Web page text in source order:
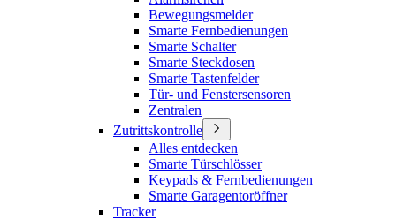
Bewegungsmelder
Smarte Fernbedienungen
Smarte Schalter
Smarte Steckdosen
Smarte Tastenfelder
Tür- und Fenstersensoren
Zentralen
Zutrittskontrolle
Alles entdecken
Smarte Türschlösser
Keypads & Fernbedienungen
Smarte Garagentoröffner
Tracker